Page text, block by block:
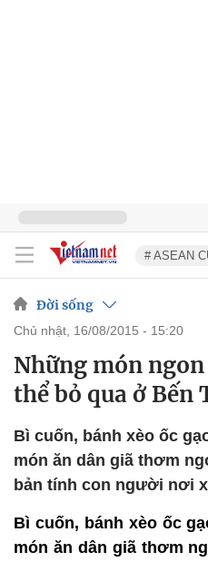
# ASEAN
Đời sống
chủ nhật, 16/08/2015 - 15:20
Những món
thể bỏ qua ở Bến
Bì cuốn, bánh xèo ốc
món ăn dân giã thơm
bản tính con người nơi
Bì cuốn, bánh xèo ốc
món ăn dân giã thơm